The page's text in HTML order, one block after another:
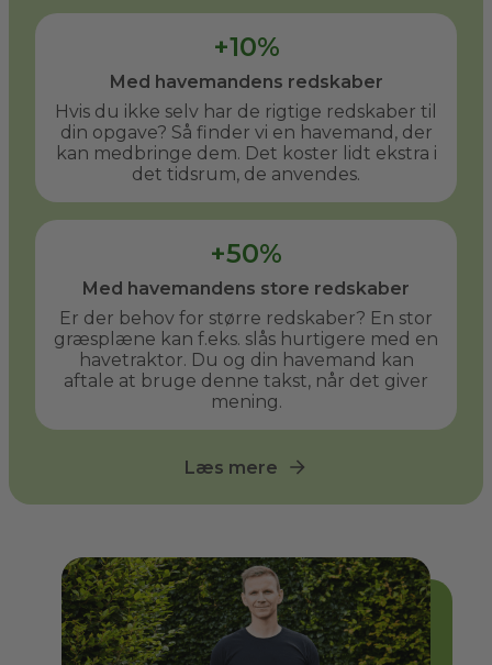
+10%
Med havemandens redskaber
Hvis du ikke selv har de rigtige redskaber til
din opgave? Så finder vi en havemand, der
kan medbringe dem. Det koster lidt ekstra i
det tidsrum, de anvendes.
+50%
Med havemandens store redskaber
Er der behov for større redskaber? En stor
græsplæne kan f.eks. slås hurtigere med en
havetraktor. Du og din havemand kan
aftale at bruge denne takst, når det giver
mening.
Læs mere